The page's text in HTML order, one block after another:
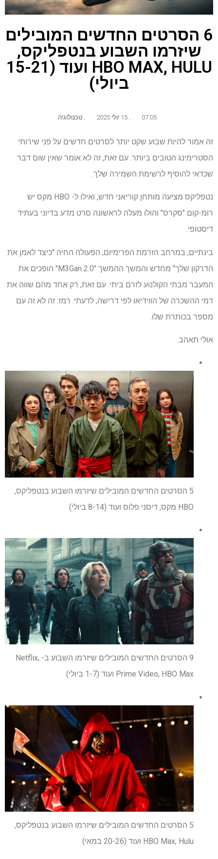
6 הסרטים החדשים המובילים
שיזרמו השבוע בנטפליקס,
HBO MAX, HULU ועוד (15-21
ביולי)
07:05 15 יולי 2025 טכנולוגיה
זה אמור להיות שבוע שקט יותר לסרטים חדשים על פני שירותי
הסטרימינג הטובים ביותר. עם זאת, זה לא אומר שאין שום דבר
שכדאי להוסיף לרשימת השמירה שלך.
נטפליקס מציעה מותחן קוריאני חדש, ואילו ל- HBO מקס יש
רומ-קום "סקרס" והולו מעלה לראשונה סרט מדע בדיוני בעתיד
דיסטופי.
בינתיים, במרחב הזרמת הפרימיום, הפעולה החיה "כיצד לאמן את
הדרקון שלך" מחדש והמשך ההמשך "M3Gan 2.0" הופכים את
המעבר מבתי הקולנוע לזרם ביתי. עם זאת, רק אחד מהם שווה את
דמי ההשכרה של הווידיאו לפי דרישה, לדעתי. רמז: זה לא זה עם
מספר בכותרת שלו.
אולי תאהב
5 הסרטים החדשים המובילים שיזרמו השבוע בנטפליקס,
HBO מקס, דיסני פלוס ועוד (8-14 ביולי)
9 הסרטים החדשים המובילים שיזרמו השבוע ב- Netflix,
Prime Video, HBO Max ועוד (1-7 ביולי)
5 הסרטים החדשים המובילים שיזרמו השבוע בנטפליקס,
HBO Max, Hulu ועוד (20-26 במאי)